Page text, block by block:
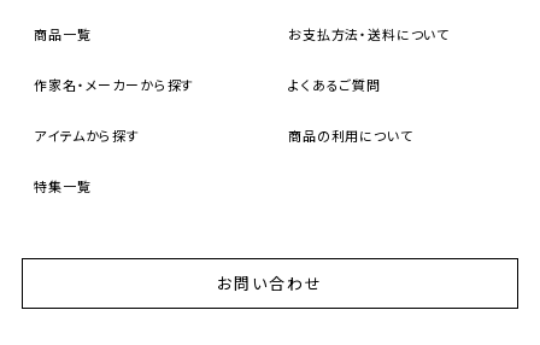
商品一覧
作家名・メーカーから探す
アイテムから探す
特集一覧
お支払方法・送料について
よくあるご質問
商品の利用について
お問い合わせ